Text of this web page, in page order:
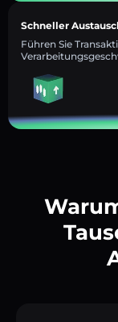
Schneller
Führen Sie